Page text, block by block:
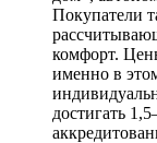
Покупатели
комфорт.
именно в
достигать